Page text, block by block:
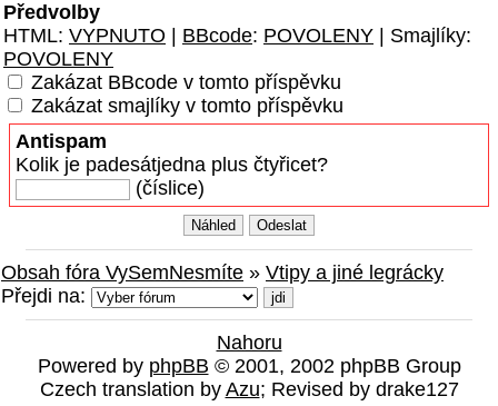
Předvolby
HTML: VYPNUTO BBcode: POVOLENY | Smajlíky:
POVOLENY
Zakázat BBcode v tomto příspěvku
Zakázat smajlíky v tomto příspěvku
Antispam
Kolik je padesátjedna plus čtyřicet?
(číslice)
Obsah fóra VySemNesmíte » Vtipy a jiné legrácky
Přejdi na:
Nahoru
Powered by phpBB © 2001, 2002 phpBB Group
Czech translation by Azu; Revised by drake127